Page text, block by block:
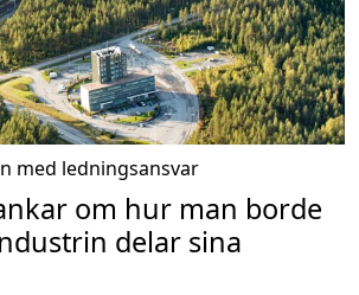
med ledningsansvar
om hur man borde
delar sina